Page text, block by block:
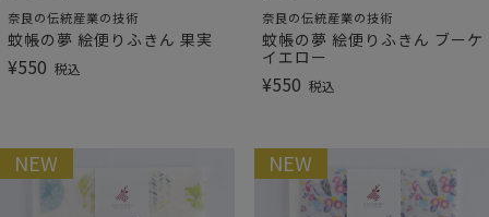
奈良の伝統産業の技術
蚊帳の夢 絵便りふきん 果実
¥550 税込
奈良の伝統産業の技術
蚊帳の夢 絵便りふきん ブーケ
イエロー
¥550 税込
NEW NEW